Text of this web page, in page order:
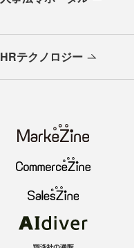
HRテクノロジー